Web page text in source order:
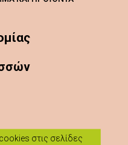
στις σελίδες